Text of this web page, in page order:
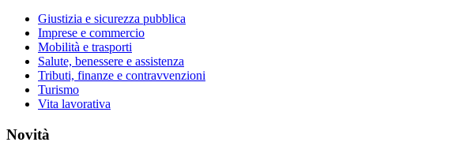
Giustizia e sicurezza pubblica
Imprese e commercio
Mobilità e trasporti
Salute, benessere e assistenza
Tributi, finanze e contravvenzioni
Turismo
Vita lavorativa
Novità